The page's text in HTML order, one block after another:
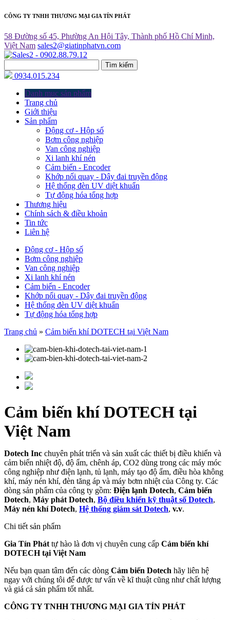
CÔNG TY TNHH THƯƠNG MẠI GIA TÍN PHÁT
58 Đường số 45, Phường An Hội Tây, Thành phố Hồ Chí Minh,
Việt Nam sales2@giatinphatvn.com
Tìm kiếm
0934.015.234
Danh mục sản phẩm
Trang chủ
Giới thiệu
Sản phẩm
Động cơ - Hộp số
Bơm công nghiệp
Van công nghiệp
Xi lanh khí nén
Cảm biến - Encoder
Khớp nối quay - Dây đai truyền động
Hệ thống đèn UV diệt khuẩn
Tự động hóa tổng hợp
Thương hiệu
Chính sách & điều khoản
Tin tức
Liên hệ
Động cơ - Hộp số
Bơm công nghiệp
Van công nghiệp
Xi lanh khí nén
Cảm biến - Encoder
Khớp nối quay - Dây đai truyền động
Hệ thống đèn UV diệt khuẩn
Tự động hóa tổng hợp
Trang chủ » Cảm biến khí DOTECH tại Việt Nam
Cảm biến khí DOTECH tại
Việt Nam
Dotech Inc chuyên phát triển và sản xuất các thiết bị điều khiển và
cảm biến nhiệt độ, độ ẩm, chênh áp, CO2 dùng trong các máy móc
công nghiệp như điện lạnh, tủ lạnh, máy tạo độ ẩm, điều hòa không
khí, máy nén khí, đèn tăng áp và máy bơm nhiệt của Công ty. Các
dòng sản phẩm của công ty gồm: Điện lạnh Dotech, Cảm biến
Dotech, Máy phát Dotech, Bộ điều khiển kỹ thuật số Dotech,
Máy nén khí Dotech, Hệ thống giám sát Dotech, v.v.
Chi tiết sản phẩm
Gia Tín Phát tự hào là đơn vị chuyên cung cấp Cảm biến khí
DOTECH tại Việt Nam
Nếu bạn quan tâm đến các dòng Cảm biến Dotech hãy liên hệ
ngay với chúng tôi để được tư vấn về kĩ thuật cũng như chất lượng
và giá cả sản phẩm tốt nhất.
CÔNG TY TNHH THƯƠNG MẠI GIA TÍN PHÁT